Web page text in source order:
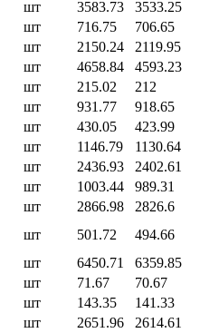
шт 3583.73
3533.25
шт 716.75
706.65
шт 2150.24
2119.95
шт 4658.84
4593.23
шт 215.02
212
шт 931.77
918.65
шт 430.05
423.99
шт 1146.79
1130.64
шт 2436.93
2402.61
шт 1003.44
989.31
шт 2866.98
2826.6
шт 501.72
494.66
шт 6450.71
6359.85
шт 71.67
70.67
шт 143.35
141.33
шт 2651.96
2614.61